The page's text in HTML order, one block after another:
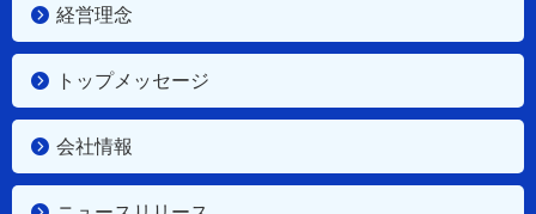
経営理念
トップメッセージ
会社情報